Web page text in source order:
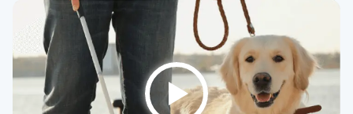
Play